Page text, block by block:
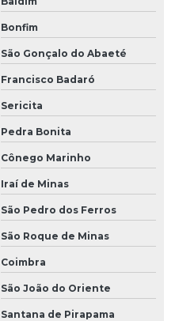
Bonfim
São Gonçalo do Abaeté
Francisco Badaró
Sericita
Pedra Bonita
Cônego Marinho
Iraí de Minas
São Pedro dos Ferros
São Roque de Minas
Coimbra
São João do Oriente
Santana de Pirapama